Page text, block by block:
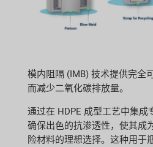
模内阻隔 (IMB) 技术提供完全
而减少二氧化碳排放量。
通过在 HDPE 成型工艺中集成
确保出色的抗渗透性，使其成
险材料的理想选择。这种用于